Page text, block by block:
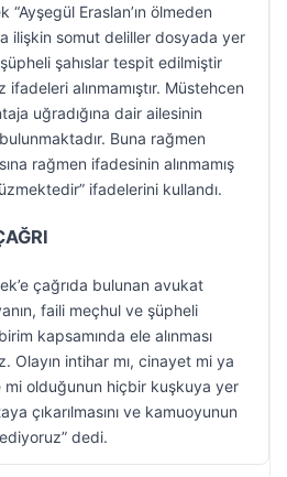
Eraslan’ın ölmeden
ilişkin somut deliller dosyada yer
şahıslar tespit edilmiştir
alınmamıştır. Müstehcen
uğradığına dair ailesinin
Buna rağmen
rağmen ifadesinin alınmamış
ifadelerini kullandı.
çağrıda bulunan avukat
faili meçhul ve şüpheli
kapsamında ele alınması
Olayın intihar mı, cinayet mi ya
olduğunun hiçbir kuşkuya yer
çıkarılmasını ve kamuoyunun
dedi.